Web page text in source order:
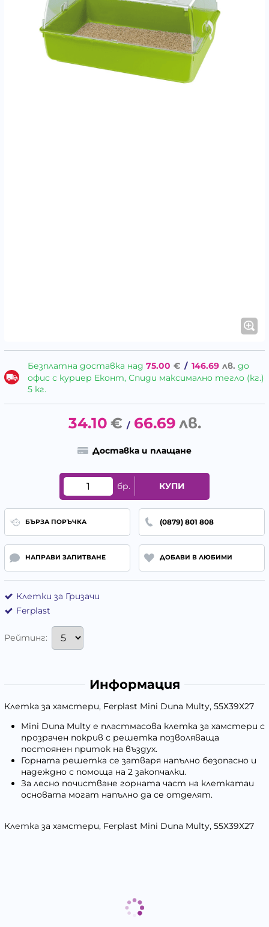
Безплатна доставка над 75.00 € / 146.69 лв. до
офис с куриер Еконт, Спиди максимално тегло (кг.)
5 кг.
34.10 € / 66.69 лв.
Доставка и плащане
бр. КУПИ
БЪРЗА ПОРЪЧКА (0879) 801 808
НАПРАВИ ЗАПИТВАНЕ ДОБАВИ В ЛЮБИМИ
Клетки за Гризачи
Ferplast
Рейтинг:
Информация
Клетка за хамстери, Ferplast Mini Duna Multy, 55Х39Х27
Mini Duna Multy е пластмасова клетка за хамстери с
прозрачен покрив с решетка позволяваща
постоянен приток на въздух.
Горната решетка се затваря напълно безопасно и
надеждно с помоща на 2 закопчалки.
За лесно почистване горната част на клеткатаи
основата могат напълно да се отделят.
Клетка за хамстери, Ferplast Mini Duna Multy, 55Х39Х27